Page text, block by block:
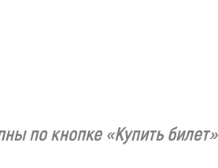
по кнопке «Купить билет»